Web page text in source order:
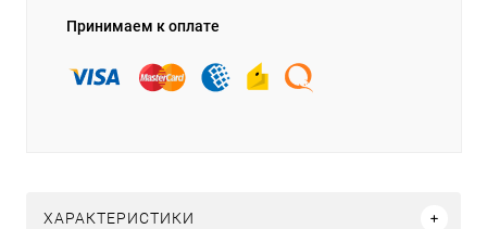
Принимаем к оплате
ХАРАКТЕРИСТИКИ